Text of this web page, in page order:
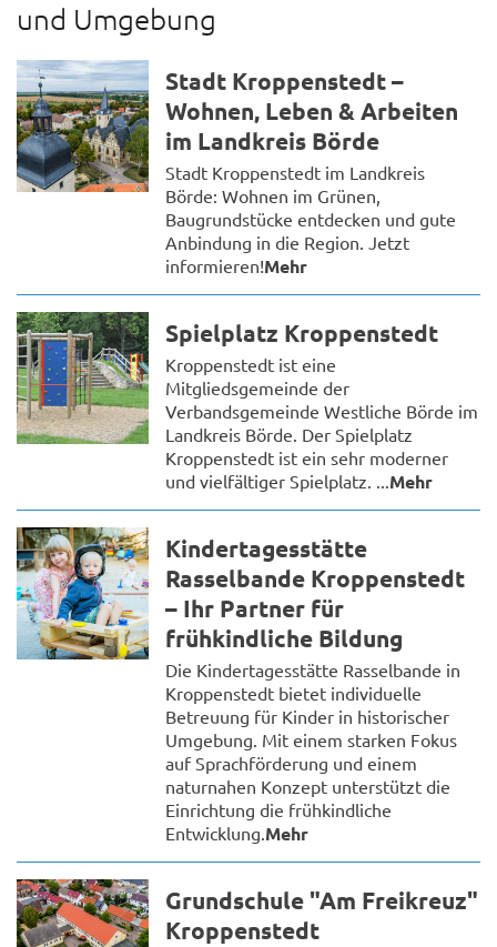
und Umgebung
Stadt Kroppenstedt –
Wohnen, Leben & Arbeiten
im Landkreis Börde
Stadt Kroppenstedt im Landkreis
Börde: Wohnen im Grünen,
Baugrundstücke entdecken und gute
Anbindung in die Region. Jetzt
informieren!Mehr
Spielplatz Kroppenstedt
Kroppenstedt ist eine
Mitgliedsgemeinde der
Verbandsgemeinde Westliche Börde im
Landkreis Börde. Der Spielplatz
Kroppenstedt ist ein sehr moderner
und vielfältiger Spielplatz. ... Mehr
Kindertagesstätte
Rasselbande Kroppenstedt
– Ihr Partner für
frühkindliche Bildung
Die Kindertagesstätte Rasselbande in
Kroppenstedt bietet individuelle
Betreuung für Kinder in historischer
Umgebung. Mit einem starken Fokus
auf Sprachförderung und einem
naturnahen Konzept unterstützt die
Einrichtung die frühkindliche
Entwicklung. Mehr
Grundschule "Am Freikreuz"
Kroppenstedt